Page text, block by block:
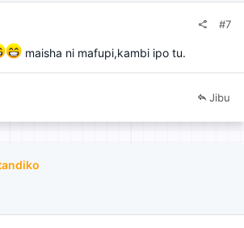
#7
maisha ni mafupi,kambi ipo tu.
Jibu